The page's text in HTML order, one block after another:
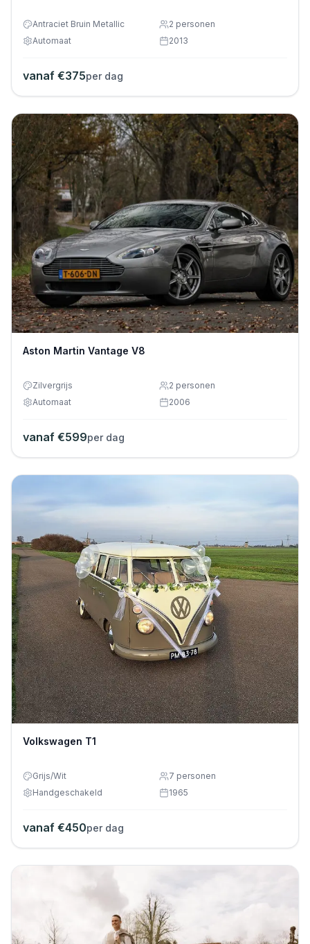
Antraciet Bruin Metallic 2 personen
Automaat
2013
vanaf €375per dag
Aston Martin Vantage V8
Zilvergrijs 2 personen
Automaat
2006
vanaf €599per dag
Volkswagen T1
Grijs/Wit 7 personen
Handgeschakeld
1965
vanaf €450per dag